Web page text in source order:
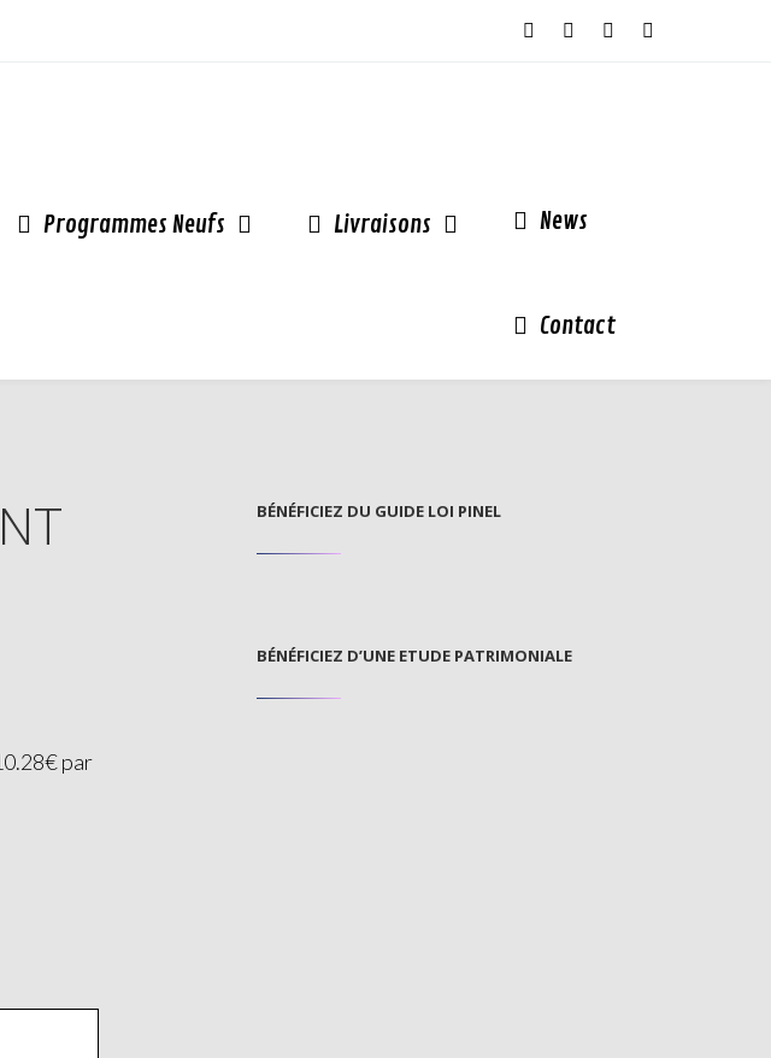
Programmes Neufs Livraisons News
Contact
par
BÉNÉFICIEZ DU GUIDE LOI PINEL
BÉNÉFICIEZ D’UNE ETUDE PATRIMONIALE